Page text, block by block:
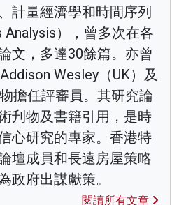
計量經濟學和時間序列
），曾多次在各
文，多達30餘篇。亦曾
Wesley（UK）及
擔任評審員。其研究論
刋物及書籍引用，是時
心研究的專家。香港特
壇成員和長遠房屋策略
政府出謀獻策。
閱讀所有文章